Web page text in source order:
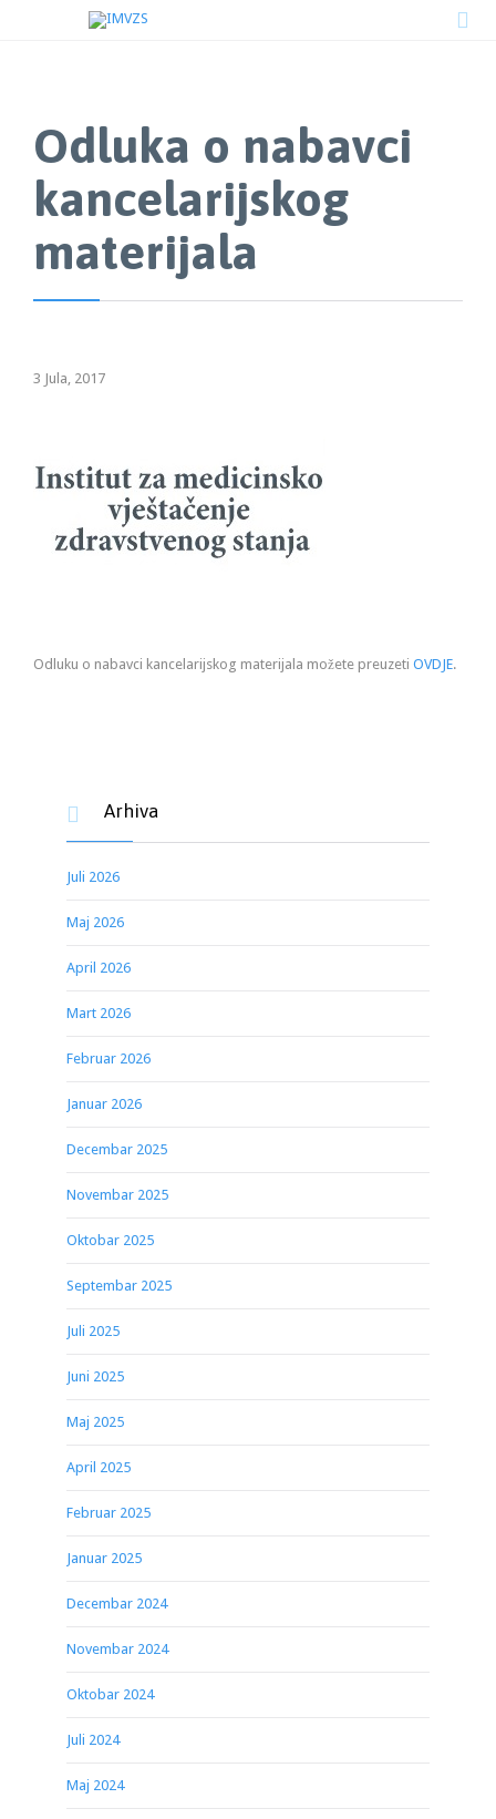

Odluka o nabavci
kancelarijskog
materijala
3 Jula, 2017
Odluku o nabavci kancelarijskog materijala možete preuzeti OVDJE.
 Arhiva
Juli 2026
Maj 2026
April 2026
Mart 2026
Februar 2026
Januar 2026
Decembar 2025
Novembar 2025
Oktobar 2025
Septembar 2025
Juli 2025
Juni 2025
Maj 2025
April 2025
Februar 2025
Januar 2025
Decembar 2024
Novembar 2024
Oktobar 2024
Juli 2024
Maj 2024